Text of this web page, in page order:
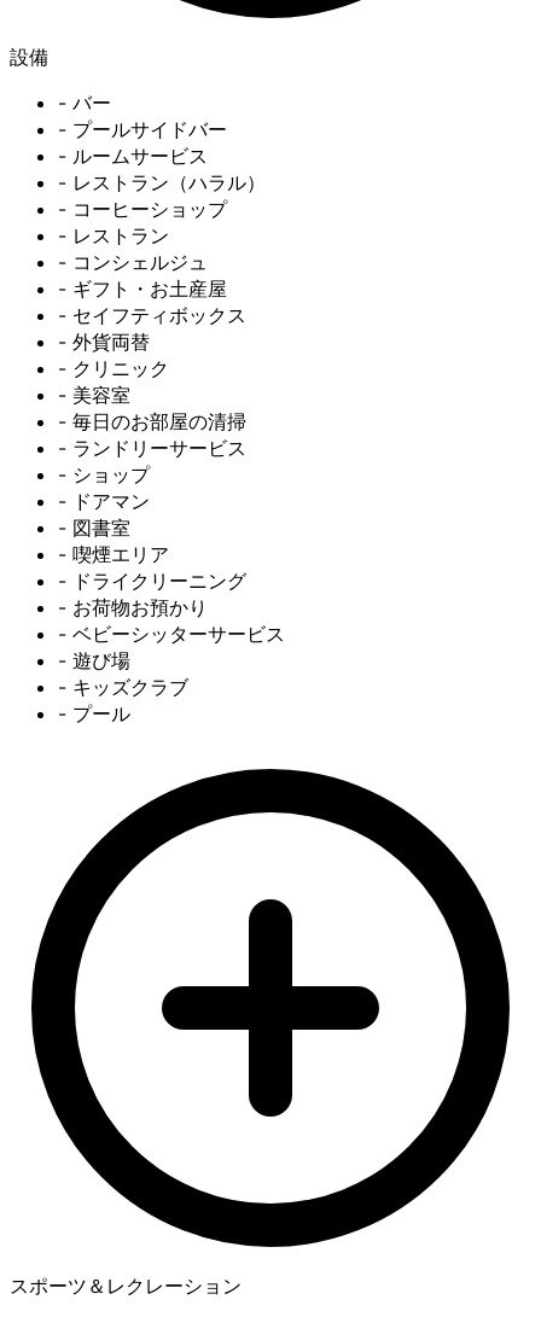
設備
- バー
- プールサイドバー
- ルームサービス
- レストラン（ハラル）
- コーヒーショップ
- レストラン
- コンシェルジュ
- ギフト・お土産屋
- セイフティボックス
- 外貨両替
- クリニック
- 美容室
- 毎日のお部屋の清掃
- ランドリーサービス
- ショップ
- ドアマン
- 図書室
- 喫煙エリア
- ドライクリーニング
- お荷物お預かり
- ベビーシッターサービス
- 遊び場
- キッズクラブ
- プール
スポーツ＆レクレーション